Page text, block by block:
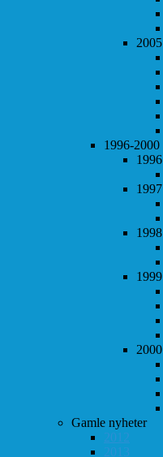
2005
1996-2000
1996
1997
1998
1999
2000
Gamle nyheter
2012
2013